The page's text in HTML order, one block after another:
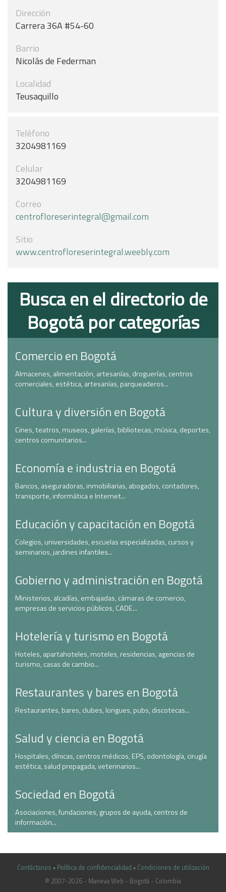
Dirección
Carrera 36A #54-60
Barrio
Nicolás de Federman
Localidad
Teusaquillo
Teléfono
3204981169
Celular
3204981169
Correo
centrofloreserintegral@gmail.com
Sitio
www.centrofloreserintegral.weebly.com
Busca en el directorio de
Bogotá por categorías
Comercio en Bogotá
Almacenes, alimentación, artesanías, droguerías, centros
comerciales, estética, artesanías, parqueaderos...
Cultura y diversión en Bogotá
Cines, teatros, museos, galerías, bibliotecas, música, deportes,
centros comunitarios...
Economía e industria en Bogotá
Bancos, aseguradoras, inmobiliarias, abogados, contadores,
transporte, informática e Internet...
Educación y capacitación en Bogotá
Colegios, universidades, escuelas especializadas, cursos y
seminarios, jardines infantiles...
Gobierno y administración en Bogotá
Ministerios, alcadías, embajadas, cámaras de comercio,
empresas de servicios públicos, CADE...
Hotelería y turismo en Bogotá
Hoteles, apartahoteles, moteles, residencias, agencias de
turismo, casas de cambio...
Restaurantes y bares en Bogotá
Restaurantes, bares, clubes, longues, pubs, discotecas...
Salud y ciencia en Bogotá
Hospitales, clínicas, centros médicos, EPS, odontología, cirugía
estética, salud prepagada, veterinarios...
Sociedad en Bogotá
Asociaciones, fundaciones, grupos de ayuda, centros de
información...
Contáctanos • Política de confidencialidad • Condiciones de utilización
© 2007-2026 - Maneva Web - Bogotá - Colombia